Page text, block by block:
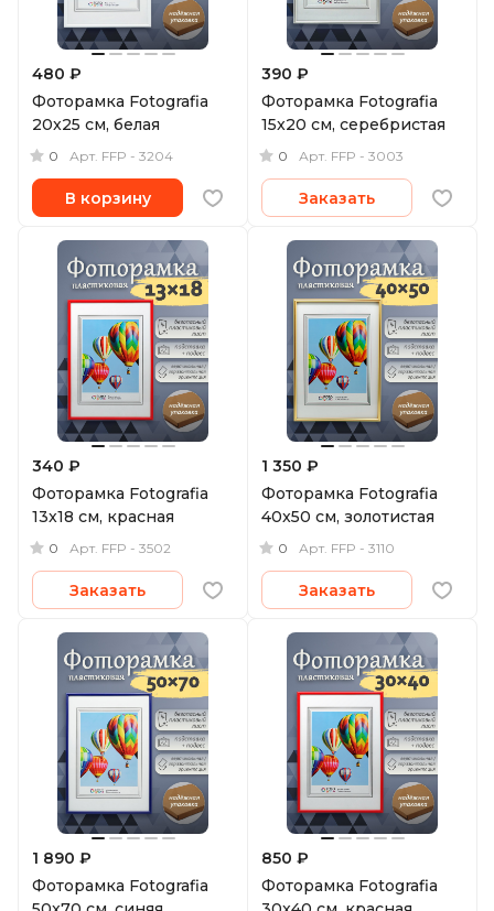
480 ₽
Фоторамка Fotografia
20x25 см, белая
0 Арт. FFP - 3204
В корзину
390 ₽
Фоторамка Fotografia
15x20 см, серебристая
0 Арт. FFP - 3003
Заказать
340 ₽
Фоторамка Fotografia
13x18 см, красная
0 Арт. FFP - 3502
Заказать
1 350 ₽
Фоторамка Fotografia
40x50 см, золотистая
0 Арт. FFP - 3110
Заказать
1 890 ₽
Фоторамка Fotografia
850 ₽
Фоторамка Fotografia